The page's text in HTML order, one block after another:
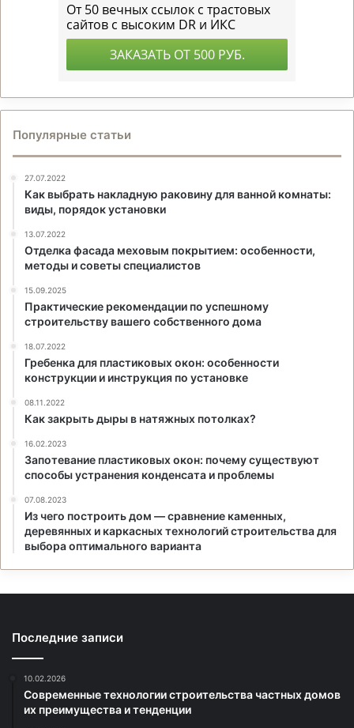
Популярные статьи
27.07.2022
Как выбрать накладную раковину для ванной комнаты:
виды, порядок установки
13.07.2022
Отделка фасада меховым покрытием: особенности,
методы и советы специалистов
15.09.2025
Практические рекомендации по успешному
строительству вашего собственного дома
18.07.2022
Гребенка для пластиковых окон: особенности
конструкции и инструкция по установке
08.11.2022
Как закрыть дыры в натяжных потолках?
16.02.2023
Запотевание пластиковых окон: почему существуют
способы устранения конденсата и проблемы
07.08.2023
Из чего построить дом — сравнение каменных,
деревянных и каркасных технологий строительства для
выбора оптимального варианта
Последние записи
10.02.2026
Современные технологии строительства частных домов
их преимущества и тенденции